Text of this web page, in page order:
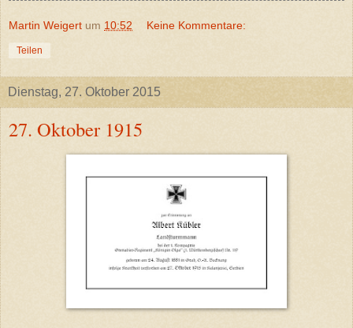
Martin Weigert um 10:52 Keine Kommentare:
Teilen
Dienstag, 27. Oktober 2015
27. Oktober 1915